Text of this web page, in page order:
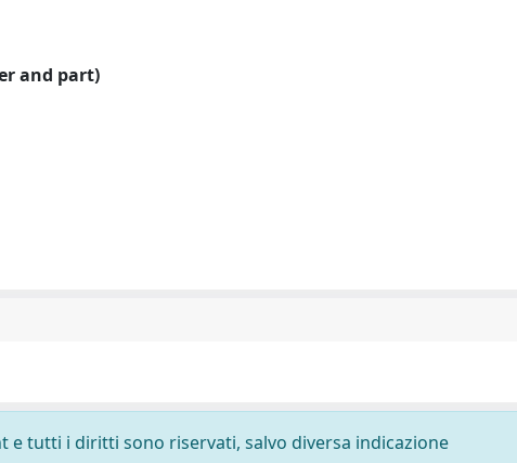
and part)
tutti i diritti sono riservati, salvo diversa indicazione